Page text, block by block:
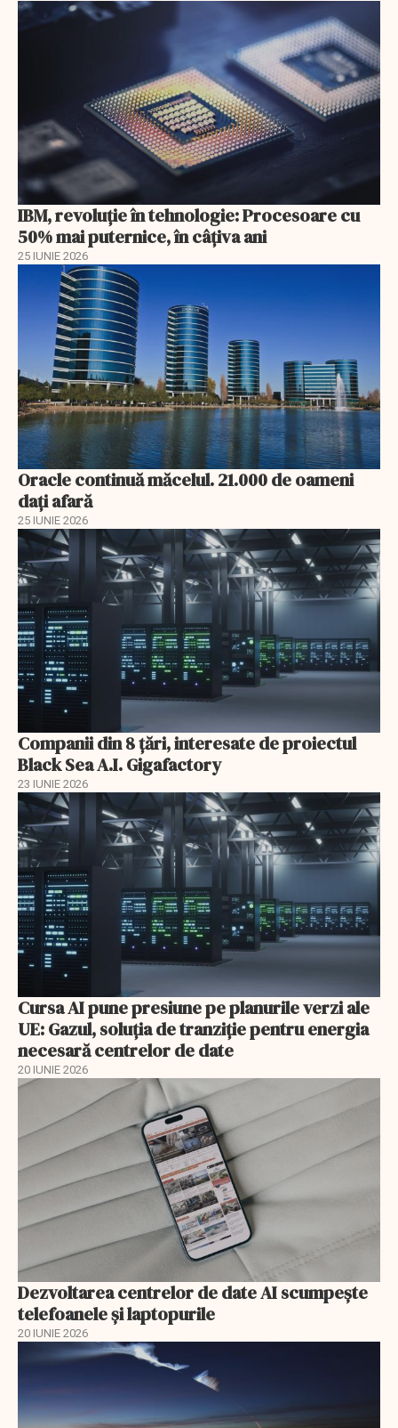
IBM, revoluţie în tehnologie: Procesoare cu
50% mai puternice, în câţiva ani
25 IUNIE 2026
Oracle continuă măcelul. 21.000 de oameni
dați afară
25 IUNIE 2026
Companii din 8 țări, interesate de proiectul
Black Sea A.I. Gigafactory
23 IUNIE 2026
Cursa AI pune presiune pe planurile verzi ale
UE: Gazul, soluția de tranziție pentru energia
necesară centrelor de date
20 IUNIE 2026
Dezvoltarea centrelor de date AI scumpeşte
telefoanele şi laptopurile
20 IUNIE 2026